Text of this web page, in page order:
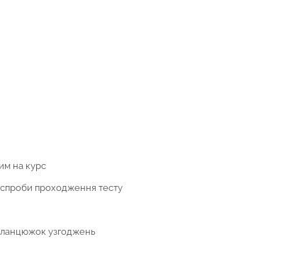
на курс
проходження тесту
ланцюжок узгоджень